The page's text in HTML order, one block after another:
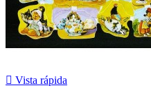
 Vista rápida